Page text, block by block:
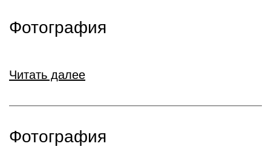
Фотография
Читать далее
Фотография